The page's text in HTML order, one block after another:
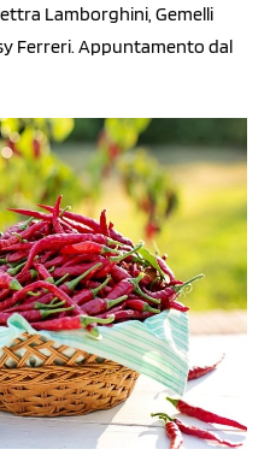
Lamborghini, Gemelli
Ferreri. Appuntamento dal